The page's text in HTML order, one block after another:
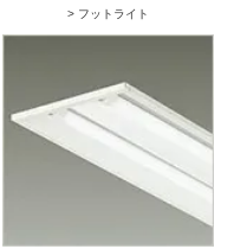
> フットライト